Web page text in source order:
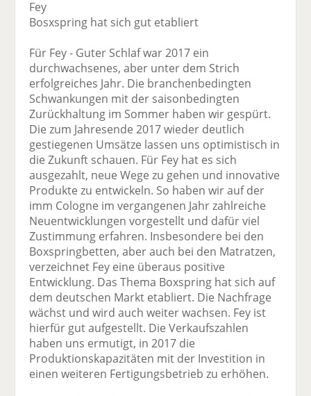
Fey
Bosxspring hat sich gut etabliert
Für Fey - Guter Schlaf war 2017 ein
durchwachsenes, aber unter dem Strich
erfolgreiches Jahr. Die branchenbedingten
Schwankungen mit der saisonbedingten
Zurückhaltung im Sommer haben wir gespürt.
Die zum Jahresende 2017 wieder deutlich
gestiegenen Umsätze lassen uns optimistisch in
die Zukunft schauen. Für Fey hat es sich
ausgezahlt, neue Wege zu gehen und innovative
Produkte zu entwickeln. So haben wir auf der
imm Cologne im vergangenen Jahr zahlreiche
Neuentwicklungen vorgestellt und dafür viel
Zustimmung erfahren. Insbesondere bei den
Boxspringbetten, aber auch bei den Matratzen,
verzeichnet Fey eine überaus positive
Entwicklung. Das Thema Boxspring hat sich auf
dem deutschen Markt etabliert. Die Nachfrage
wächst und wird auch weiter wachsen. Fey ist
hierfür gut aufgestellt. Die Verkaufszahlen
haben uns ermutigt, in 2017 die
Produktionskapazitäten mit der Investition in
einen weiteren Fertigungsbetrieb zu erhöhen.